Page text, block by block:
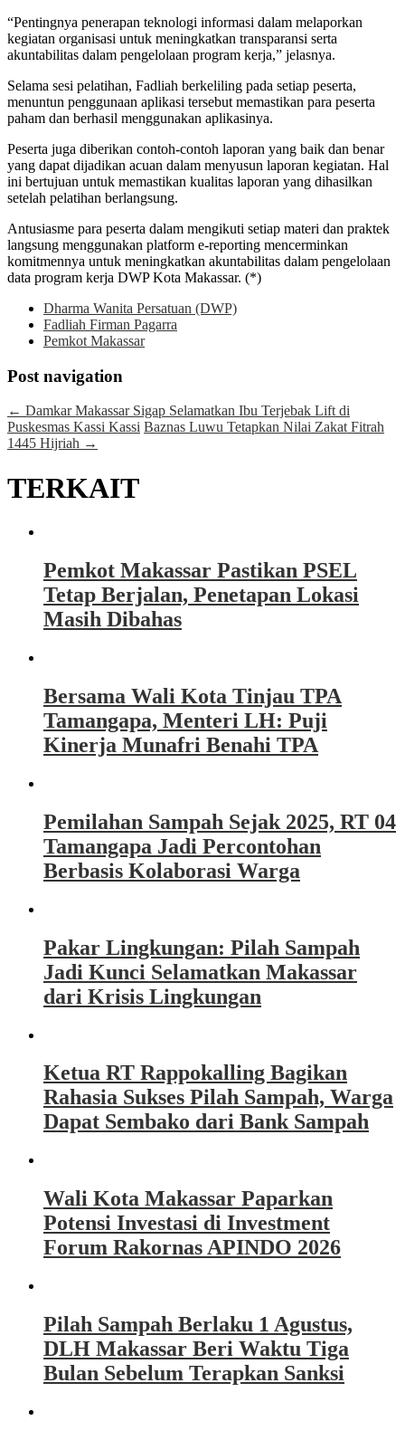
“Pentingnya penerapan teknologi informasi dalam melaporkan
kegiatan organisasi untuk meningkatkan transparansi serta
akuntabilitas dalam pengelolaan program kerja,” jelasnya.
Selama sesi pelatihan, Fadliah berkeliling pada setiap peserta,
menuntun penggunaan aplikasi tersebut memastikan para peserta
paham dan berhasil menggunakan aplikasinya.
Peserta juga diberikan contoh-contoh laporan yang baik dan benar
yang dapat dijadikan acuan dalam menyusun laporan kegiatan. Hal
ini bertujuan untuk memastikan kualitas laporan yang dihasilkan
setelah pelatihan berlangsung.
Antusiasme para peserta dalam mengikuti setiap materi dan praktek
langsung menggunakan platform e-reporting mencerminkan
komitmennya untuk meningkatkan akuntabilitas dalam pengelolaan
data program kerja DWP Kota Makassar. (*)
Dharma Wanita Persatuan (DWP)
Fadliah Firman Pagarra
Pemkot Makassar
Post navigation
← Damkar Makassar Sigap Selamatkan Ibu Terjebak Lift di
Puskesmas Kassi Kassi Baznas Luwu Tetapkan Nilai Zakat Fitrah
1445 Hijriah →
TERKAIT
Pemkot Makassar Pastikan PSEL
Tetap Berjalan, Penetapan Lokasi
Masih Dibahas
Bersama Wali Kota Tinjau TPA
Tamangapa, Menteri LH: Puji
Kinerja Munafri Benahi TPA
Pemilahan Sampah Sejak 2025, RT 04
Tamangapa Jadi Percontohan
Berbasis Kolaborasi Warga
Pakar Lingkungan: Pilah Sampah
Jadi Kunci Selamatkan Makassar
dari Krisis Lingkungan
Ketua RT Rappokalling Bagikan
Rahasia Sukses Pilah Sampah, Warga
Dapat Sembako dari Bank Sampah
Wali Kota Makassar Paparkan
Potensi Investasi di Investment
Forum Rakornas APINDO 2026
Pilah Sampah Berlaku 1 Agustus,
DLH Makassar Beri Waktu Tiga
Bulan Sebelum Terapkan Sanksi